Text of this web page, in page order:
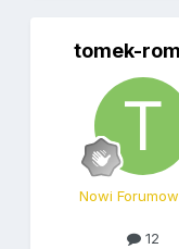
tomek-
Nowi
12